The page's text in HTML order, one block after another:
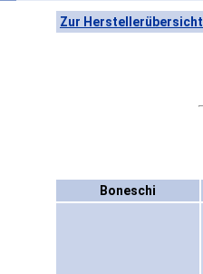
Zur Herstellerübersicht
Boneschi